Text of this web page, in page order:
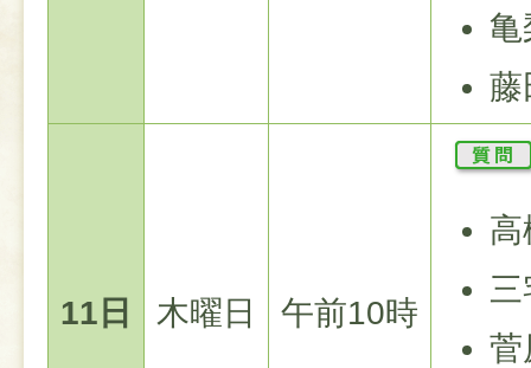
亀
藤
11日 木曜日 午前10時
高
菅